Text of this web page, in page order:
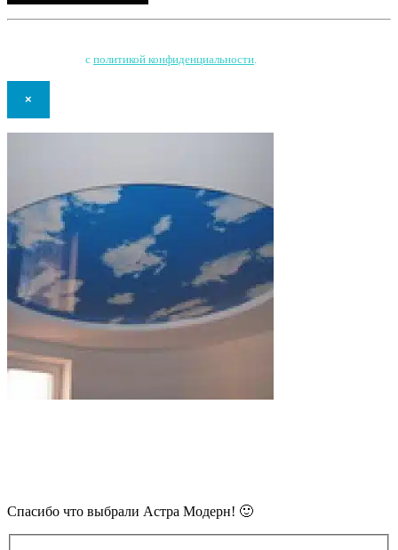
с политикой конфиденциальности.
×
Спасибо что выбрали Астра Модерн! 🙂